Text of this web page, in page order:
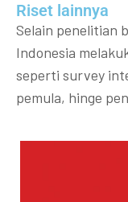
Riset lainnya​​
Selain penelitian
Indonesia
seperti survey
pemula, hinge